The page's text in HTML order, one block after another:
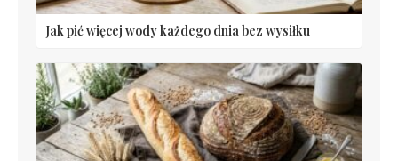
Jak pić więcej wody każdego dnia bez wysiłku